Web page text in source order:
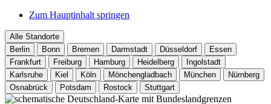
Zum Hauptinhalt springen
Alle Standorte
Berlin
Bonn Bremen Darmstadt Düsseldorf
Essen
Frankfurt
Freiburg Hamburg Heidelberg
Ingolstadt
Karlsruhe
Kiel Köln Mönchengladbach München
Nürnberg
Osnabrück
Potsdam Rostock Stuttgart